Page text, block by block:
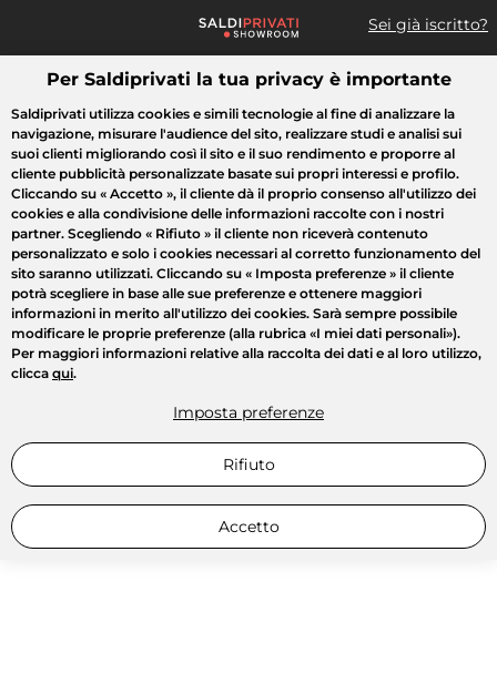
Sei già iscritto?
Cosa cerchi?
Tutte le vendite Moda Casa Bellezza Elettrodomestici
Per Saldiprivati la tua privacy è importante
Saldiprivati utilizza cookies e simili tecnologie al fine di analizzare la
navigazione, misurare l'audience del sito, realizzare studi e analisi sui
suoi clienti migliorando così il sito e il suo rendimento e proporre al
cliente pubblicità personalizzate basate sui propri interessi e profilo.
Cliccando su « Accetto », il cliente dà il proprio consenso all'utilizzo dei
cookies e alla condivisione delle informazioni raccolte con i nostri
partner. Scegliendo « Rifiuto » il cliente non riceverà contenuto
personalizzato e solo i cookies necessari al corretto funzionamento del
sito saranno utilizzati. Cliccando su « Imposta preferenze » il cliente
potrà scegliere in base alle sue preferenze e ottenere maggiori
informazioni in merito all'utilizzo dei cookies. Sarà sempre possibile
modificare le proprie preferenze (alla rubrica «I miei dati personali»).
Per maggiori informazioni relative alla raccolta dei dati e al loro utilizzo,
clicca qui.
Imposta preferenze
Rifiuto
Accetto